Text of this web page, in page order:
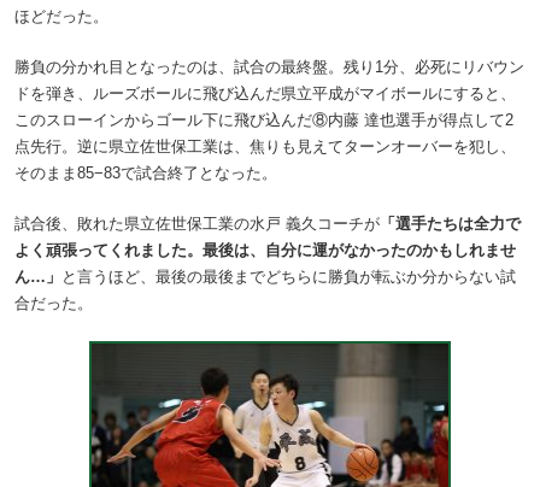
ほどだった。
勝負の分かれ目となったのは、試合の最終盤。残り1分、必死にリバウン
ドを弾き、ルーズボールに飛び込んだ県立平成がマイボールにすると、
このスローインからゴール下に飛び込んだ⑧内藤 達也選手が得点して2
点先行。逆に県立佐世保工業は、焦りも見えてターンオーバーを犯し、
そのまま85−83で試合終了となった。
試合後、敗れた県立佐世保工業の水戸 義久コーチが 「選手たちは全力で
よく頑張ってくれました。最後は、自分に運がなかったのかもしれませ
ん…」 と言うほど、最後の最後までどちらに勝負が転ぶか分からない試
合だった。